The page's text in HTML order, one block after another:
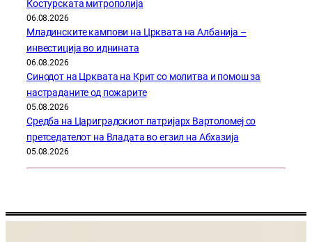
Костурската митрополија
06.08.2026
Младинските кампови на Црквата на Албанија –
инвестиција во иднината
06.08.2026
Синодот на Црквата на Крит со молитва и помош за
настраданите од пожарите
05.08.2026
Средба на Цариградскиот патријарх Вартоломеј со
претседателот на Владата во егзил на Абхазија
05.08.2026